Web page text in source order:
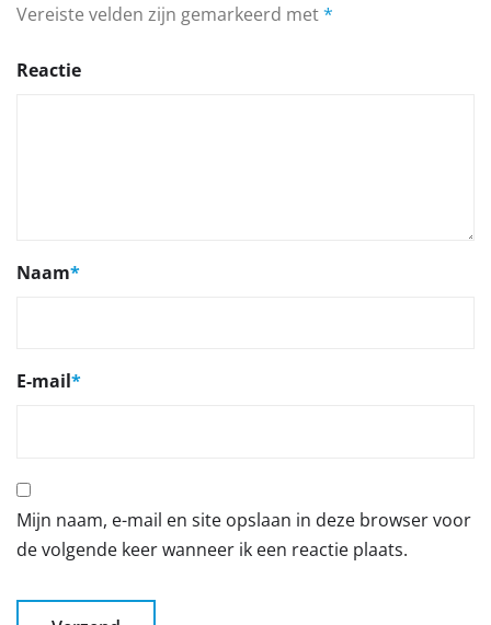
Vereiste velden zijn gemarkeerd met*
Reactie
Naam*
E-mail*
Mijn naam, e-mail en site opslaan in deze browser voor
de volgende keer wanneer ik een reactie plaats.